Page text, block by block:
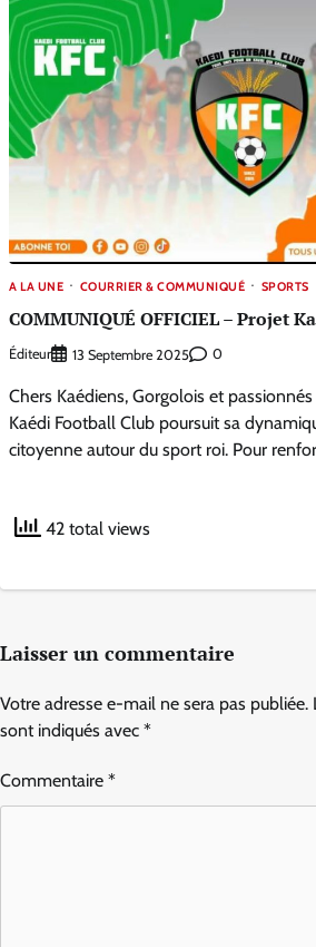
A LA UNE COURRIER & COMMUNIQUÉ SPORTS
COMMUNIQUÉ OFFICIEL – Projet
Éditeur 13 Septembre 2025 0
Chers Kaédiens, Gorgolois et
Kaédi Football Club poursuit sa
citoyenne autour du sport roi. Pour
42 total views
Laisser un commentaire
Votre adresse e-mail ne sera pas publiée.
sont indiqués avec *
Commentaire *